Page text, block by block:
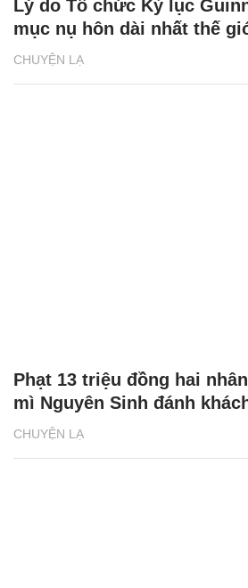
CHUYỆN LẠ
Lý do Tổ chức Kỷ lục
mục nụ hôn dài nhất thế
CHUYỆN LẠ
Phạt 13 triệu đồng hai
mì Nguyên Sinh đánh